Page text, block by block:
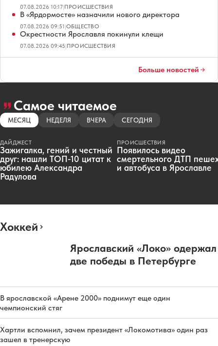
07.08.2026 10:17|ПРОИСШЕСТВИЯ
В «Ярдормосте» назначили нового директора
07.08.2026 09:51|ОБЩЕСТВО
Окрестности Ярославля покинули клещи
07.08.2026 09:45|ПРОИСШЕСТВИЯ
Больше новостей
Самое читаемое
МЕСЯЦ НЕДЕЛЯ ВЧЕРА СЕГОДНЯ
ДАЙДЖЕСТ
Зажигалка, гений и честный
друг: нашли ТОП-10 цитат к
юбилею Александра
Радулова
ПРОИСШЕСТВИЯ
Появилось видео
смертельного ДТП
и автобуса в Ярославле
Хоккей
Ярославский «Локо» одержал
две победы в Петербурге
В ярославской «Арене 2000» поднимут еще один
чемпионский стяг
Хартли вспомнил, зачем президент «Локомотива» один раз
зашел в тренерскую